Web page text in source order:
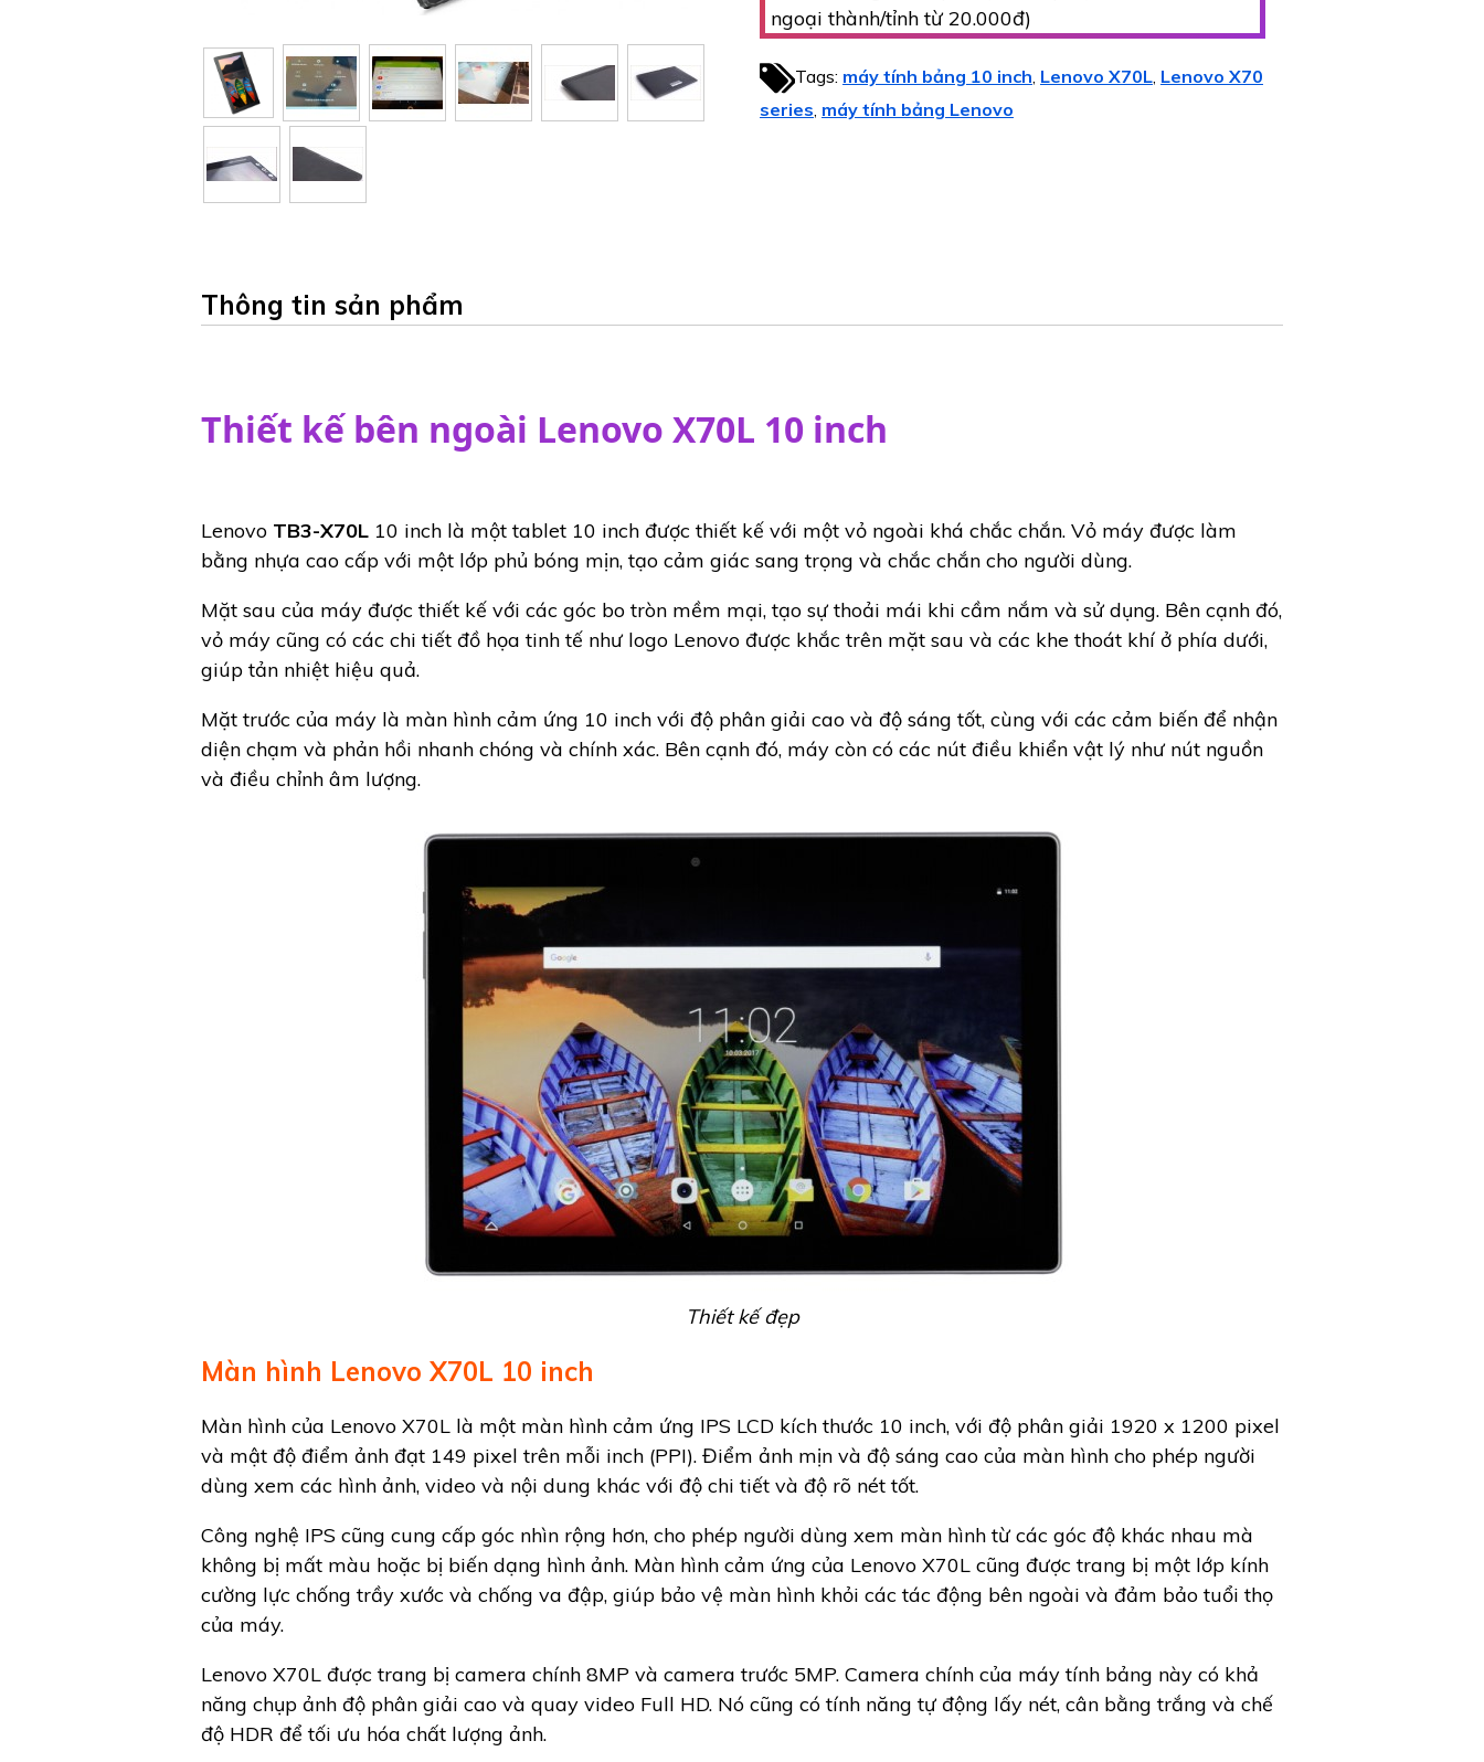
ngoại thành/tỉnh từ 20.000đ)
Tags: máy tính bảng 10 inch Lenovo X70L, Lenovo X70
series, máy tính bảng Lenovo
Thông tin sản phẩm
Thiết kế bên ngoài Lenovo X70L 10 inch
Lenovo TB3-X70L 10 inch là một tablet 10 inch được thiết kế với một vỏ ngoài khá chắc chắn. Vỏ máy được làm
bằng nhựa cao cấp với một lớp phủ bóng mịn, tạo cảm giác sang trọng và chắc chắn cho người dùng.
Mặt sau của máy được thiết kế với các góc bo tròn mềm mại, tạo sự thoải mái khi cầm nắm và sử dụng. Bên cạnh đó,
vỏ máy cũng có các chi tiết đồ họa tinh tế như logo Lenovo được khắc trên mặt sau và các khe thoát khí ở phía dưới,
giúp tản nhiệt hiệu quả.
Mặt trước của máy là màn hình cảm ứng 10 inch với độ phân giải cao và độ sáng tốt, cùng với các cảm biến để nhận
diện chạm và phản hồi nhanh chóng và chính xác. Bên cạnh đó, máy còn có các nút điều khiển vật lý như nút nguồn
và điều chỉnh âm lượng.
Thiết kế đẹp
Màn hình Lenovo X70L 10 inch
Màn hình của Lenovo X70L là một màn hình cảm ứng IPS LCD kích thước 10 inch, với độ phân giải 1920 x 1200 pixel
và mật độ điểm ảnh đạt 149 pixel trên mỗi inch (PPI). Điểm ảnh mịn và độ sáng cao của màn hình cho phép người
dùng xem các hình ảnh, video và nội dung khác với độ chi tiết và độ rõ nét tốt.
Công nghệ IPS cũng cung cấp góc nhìn rộng hơn, cho phép người dùng xem màn hình từ các góc độ khác nhau mà
không bị mất màu hoặc bị biến dạng hình ảnh. Màn hình cảm ứng của Lenovo X70L cũng được trang bị một lớp kính
cường lực chống trầy xước và chống va đập, giúp bảo vệ màn hình khỏi các tác động bên ngoài và đảm bảo tuổi thọ
của máy.
Lenovo X70L được trang bị camera chính 8MP và camera trước 5MP. Camera chính của máy tính bảng này có khả
năng chụp ảnh độ phân giải cao và quay video Full HD. Nó cũng có tính năng tự động lấy nét, cân bằng trắng và chế
độ HDR để tối ưu hóa chất lượng ảnh.